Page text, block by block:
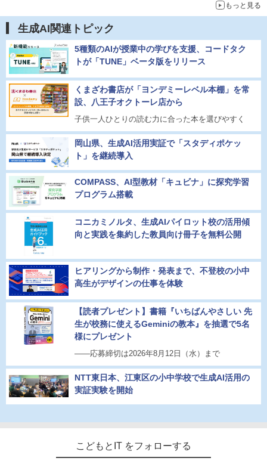
もっと見る
生成AI関連トピック
5種類のAIが授業中の学びを支援、コードタク
トが「TUNE」ベータ版をリリース
くまざわ書店が「ヨンデミーレベル本棚」を常
設、八王子オクトーレ店から
子供一人ひとりの読む力に合った本を選びやすく
岡山県、生成AI活用実証で「スタディポケッ
ト」を継続導入
COMPASS、AI型教材「キュビナ」に探究学習
プログラム搭載
コニカミノルタ、生成AIパイロット校の活用傾
向と実践を集約した教員向け冊子を無料公開
ヒアリングから制作・発表まで、不登校の小中
高生がデザインの仕事を体験
【読者プレゼント】書籍『いちばんやさしい 先
生が校務に使えるGeminiの教本』を抽選で5名
様にプレゼント
――応募締切は2026年8月12日（水）まで
NTT東日本、江東区の小中学校で生成AI活用の
実証実験を開始
こどもとIT をフォローする